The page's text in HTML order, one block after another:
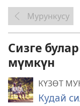
Мурункусу
Сизге
мүмкүн
КҮЗӨТ
Кудай